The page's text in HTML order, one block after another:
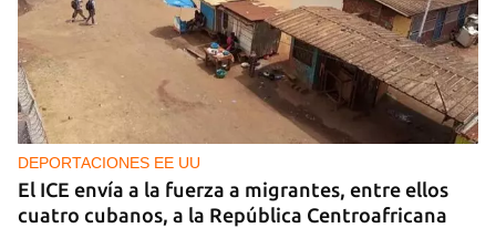
DEPORTACIONES EE UU
El ICE envía a la fuerza a migrantes, entre ellos
cuatro cubanos, a la República Centroafricana